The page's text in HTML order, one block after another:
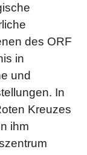
des ORF
in
und
In
Kreuzes
ihm